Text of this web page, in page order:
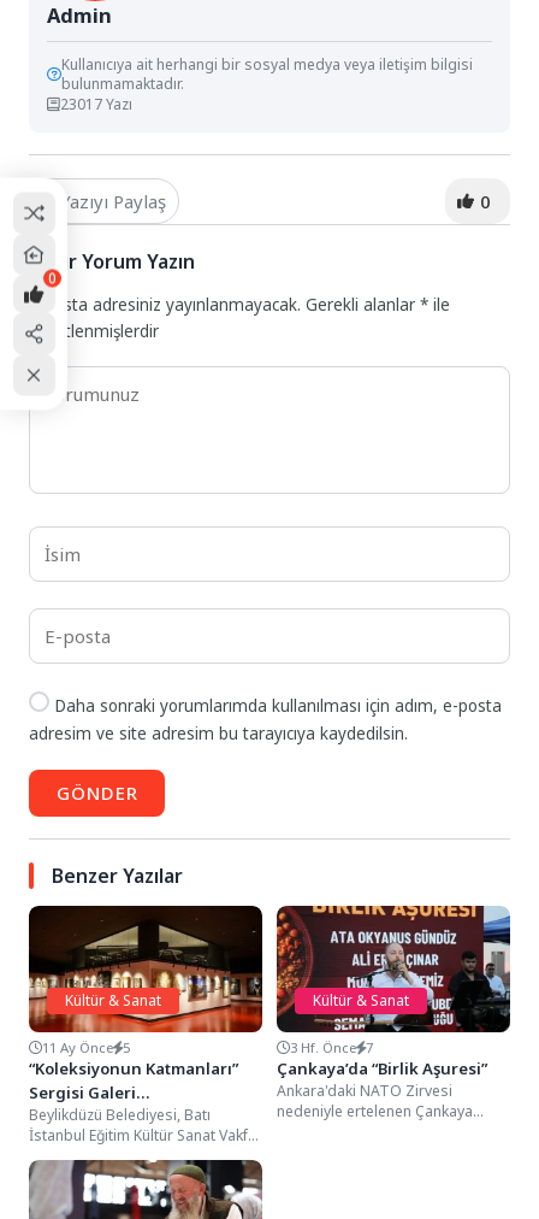
Admin
Kullanıcıya ait herhangi bir sosyal medya veya iletişim bilgisi
bulunmamaktadır.
23017 Yazı
Yazıyı Paylaş 0
Bir Yorum Yazın
E-posta adresiniz yayınlanmayacak. Gerekli alanlar* ile
işaretlenmişlerdir
Daha sonraki yorumlarımda kullanılması için adım, e-posta
adresim ve site adresim bu tarayıcıya kaydedilsin.
GÖNDER
Benzer Yazılar
Kültür & Sanat
11 Ay Önce 5
“Koleksiyonun Katmanları”
Sergisi Galeri
Beylikdüzü’nde Açıldı
Beylikdüzü Belediyesi, Batı
İstanbul Eğitim Kültür Sanat Vakfı
ve İyilik İçin Sanat Derneği iş
birliğiyle...
Kültür & Sanat
3 Hf. Önce 7
Çankaya’da “Birlik Aşuresi”
Ankara'daki NATO Zirvesi
nedeniyle ertelenen Çankaya
0